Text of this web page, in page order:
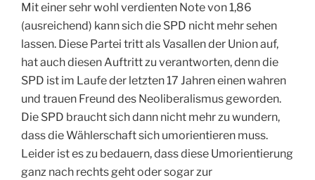
Mit einer sehr wohl verdienten Note von 1,86
(ausreichend) kann sich die SPD nicht mehr sehen
lassen. Diese Partei tritt als Vasallen der Union auf,
hat auch diesen Auftritt zu verantworten, denn die
SPD ist im Laufe der letzten 17 Jahren einen wahren
und trauen Freund des Neoliberalismus geworden.
Die SPD braucht sich dann nicht mehr zu wundern,
dass die Wählerschaft sich umorientieren muss.
Leider ist es zu bedauern, dass diese Umorientierung
ganz nach rechts geht oder sogar zur